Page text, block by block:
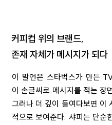
커피컵 위의 브랜드,
존재 자체가 메시지가 되다
이 발언은 스타벅스가 만든
이 손글씨로 메시지를 적는 장
그러나 더 깊이 들여다보면 이
적으로 보여준다. 샤피는 단순